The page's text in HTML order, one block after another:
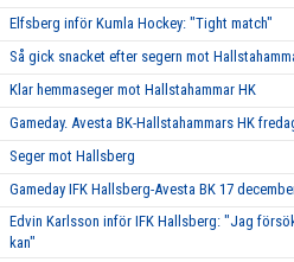
Elfsberg inför Kumla Hockey: "Tight match"
Så gick snacket efter segern mot
Klar hemmaseger mot Hallstahammar HK
Gameday. Avesta BK-Hallstahammars HK
Seger mot Hallsberg
Gameday IFK Hallsberg-Avesta BK 17
Edvin Karlsson inför IFK Hallsberg: "Jag
kan"